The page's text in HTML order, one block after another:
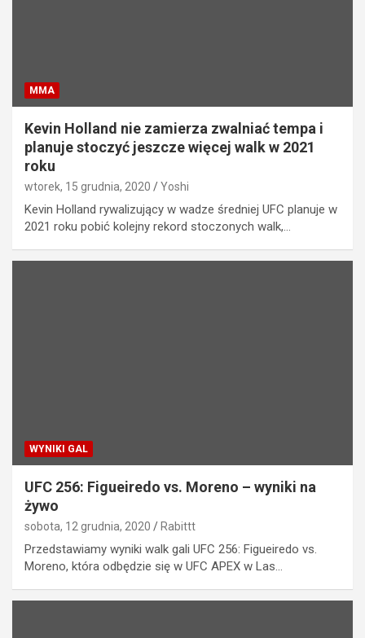
MMA
Kevin Holland nie zamierza zwalniać tempa i
planuje stoczyć jeszcze więcej walk w 2021
roku
wtorek, 15 grudnia, 2020 Yoshi
Kevin Holland rywalizujący w wadze średniej UFC planuje w
2021 roku pobić kolejny rekord stoczonych walk,…
WYNIKI GAL
UFC 256: Figueiredo vs. Moreno – wyniki na
żywo
sobota, 12 grudnia, 2020 Rabittt
Przedstawiamy wyniki walk gali UFC 256: Figueiredo vs.
Moreno, która odbędzie się w UFC APEX w Las…